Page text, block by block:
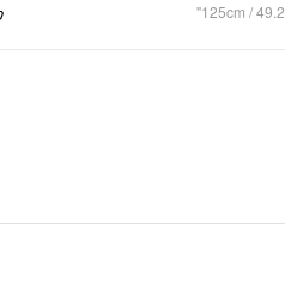
125cm / 49.2"